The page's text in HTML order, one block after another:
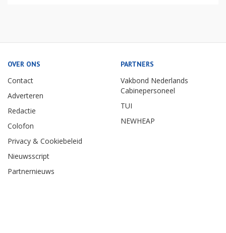
OVER ONS
Contact
Adverteren
Redactie
Colofon
Privacy & Cookiebeleid
Nieuwsscript
Partnernieuws
PARTNERS
Vakbond Nederlands
Cabinepersoneel
TUI
NEWHEAP